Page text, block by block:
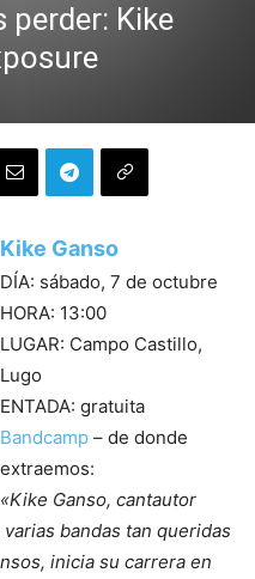
perder: Kike
Kike Ganso
DÍA: sábado, 7 de octubre
HORA: 13:00
LUGAR: Campo Castillo,
Lugo
ENTADA: gratuita
Bandcamp – de donde
extraemos:
«Kike Ganso, cantautor
bandas tan queridas
inicia su carrera en